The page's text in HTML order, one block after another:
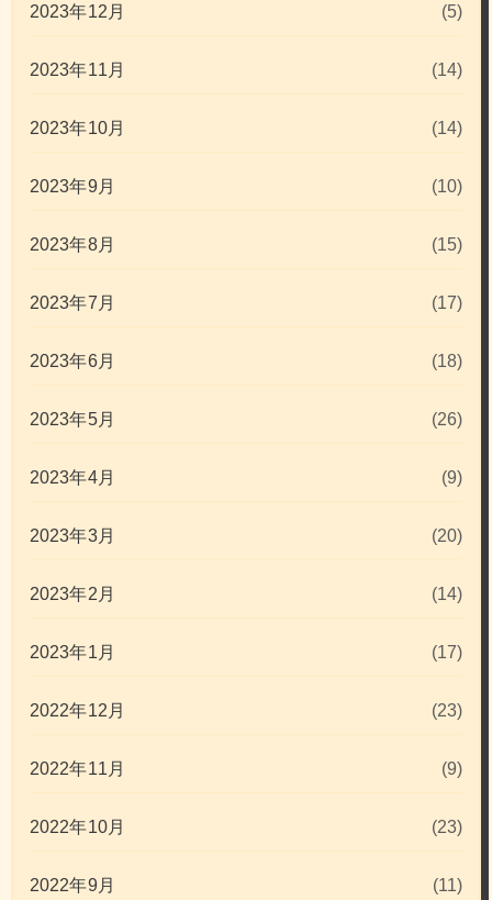
2023年12月 (5)
2023年11月 (14)
2023年10月 (14)
2023年9月 (10)
2023年8月 (15)
2023年7月 (17)
2023年6月 (18)
2023年5月 (26)
2023年4月 (9)
2023年3月 (20)
2023年2月 (14)
2023年1月 (17)
2022年12月 (23)
2022年11月 (9)
2022年10月 (23)
2022年9月 (11)